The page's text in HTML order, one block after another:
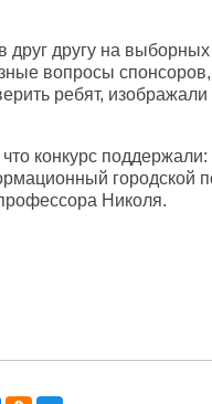
другу на
вопросы
ребят,
что конкурс
городской
Николя.